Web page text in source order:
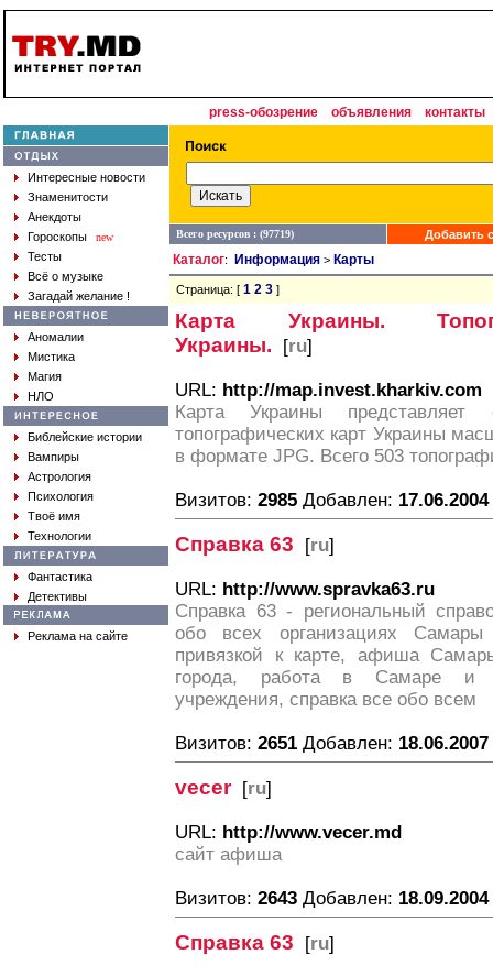
press-обозрение объявления контакты
Интересные новости
Знаменитости
Анекдоты
Гороскопы
new
Тесты
Всё о музыке
Загадай желание !
Аномалии
Мистика
Магия
НЛО
Библейские истории
Вампиры
Астрология
Психология
Твоё имя
Технологии
Фантастика
Детективы
Реклама на сайте
Всего ресурсов : (97719) Добавить
Каталог: Информация > Карты
Страница: [ 1 2 3 ]
Карта Украины.
Украины. [ru]
URL: http://map.invest.kharkiv.com
Карта Украины
топографических карт Украины
в формате JPG. Всего 503
Визитов: 2985 Добавлен: 17.06.2004
Справка 63 [ru]
URL: http://www.spravka63.ru
Справка 63 - региональный
обо всех организациях
привязкой к карте, афиша
города, работа в Самаре и
учреждения, справка все обо всем
Визитов: 2651 Добавлен: 18.06.2007
vecer[ru]
URL: http://www.vecer.md
сайт афиша
Визитов: 2643 Добавлен: 18.09.2004
Справка 63 [ru]